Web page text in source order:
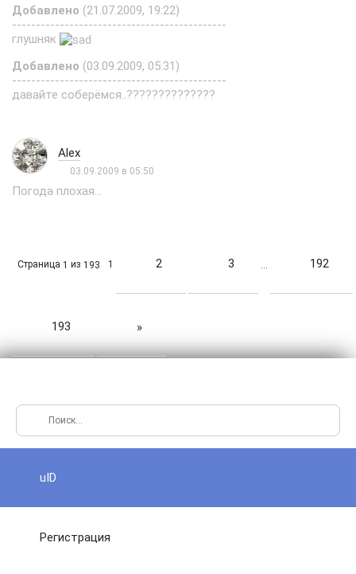
Добавлено (21.07.2009, 19:22)
---------------------------------------------
глушняк
Добавлено (03.09.2009, 05:31)
---------------------------------------------
давайте соберёмся..??????????????
Alex
03.09.2009 в 05:50
Погода плохая...
Страница 1 из 193 1 2 3 … 192
193 »
uID
Регистрация